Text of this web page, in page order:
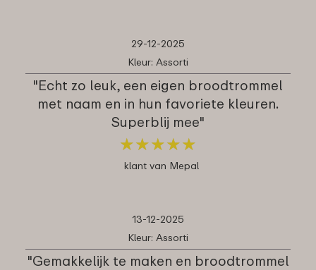
29-12-2025
Kleur: Assorti
"Echt zo leuk, een eigen broodtrommel
met naam en in hun favoriete kleuren.
Superblij mee"
★★★★★
★★★★★
klant van Mepal
13-12-2025
Kleur: Assorti
"Gemakkelijk te maken en broodtrommel